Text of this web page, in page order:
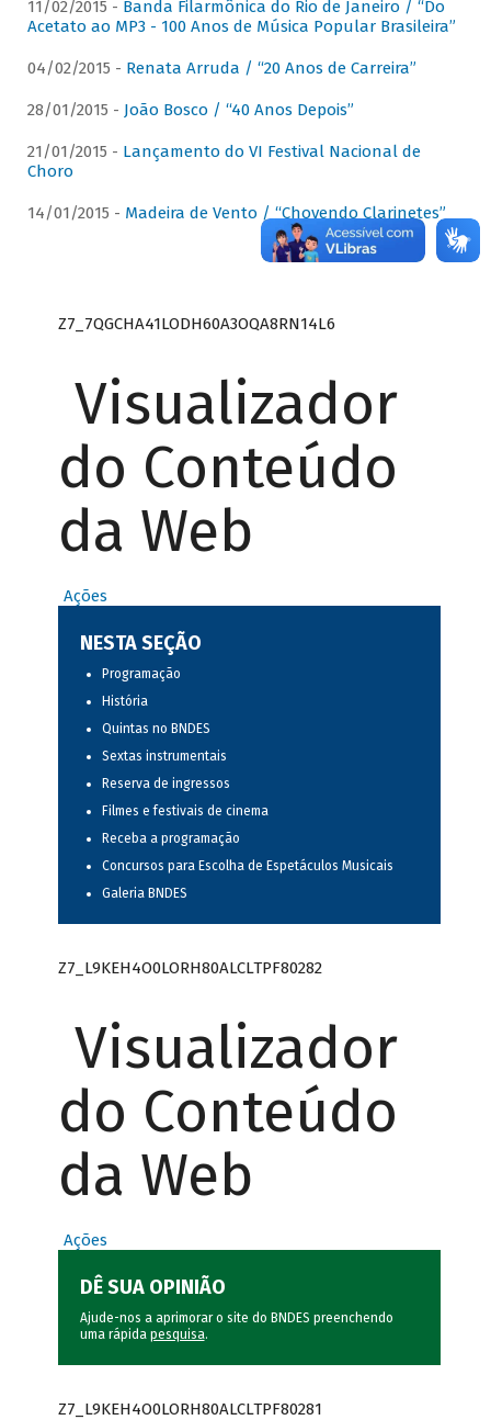
11/02/2015 - Banda Filarmônica do Rio de Janeiro / “Do
Acetato ao MP3 - 100 Anos de Música Popular Brasileira”
04/02/2015 - Renata Arruda / “20 Anos de Carreira”
28/01/2015 - João Bosco / “40 Anos Depois”
21/01/2015 - Lançamento do VI Festival Nacional de
Choro
14/01/2015 - Madeira de Vento / “Chovendo Clarinetes”
Z7_7QGCHA41LODH60A3OQA8RN14L6
Visualizador
do Conteúdo
da Web
Ações
NESTA SEÇÃO
Programação
História
Quintas no BNDES
Sextas instrumentais
Reserva de ingressos
Filmes e festivais de cinema
Receba a programação
Concursos para Escolha de Espetáculos Musicais
Galeria BNDES
Z7_L9KEH4O0LORH80ALCLTPF80282
Visualizador
do Conteúdo
da Web
Ações
DÊ SUA OPINIÃO
Ajude-nos a aprimorar o site do BNDES preenchendo
uma rápida pesquisa.
Z7_L9KEH4O0LORH80ALCLTPF80281